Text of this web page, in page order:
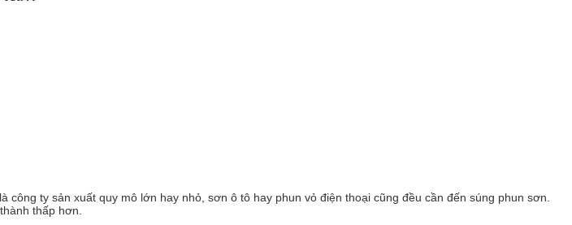
ty sản xuất quy mô lớn hay nhỏ, sơn ô tô hay phun vỏ điện thoại cũng đều cần đến súng phun sơn.
thấp hơn.